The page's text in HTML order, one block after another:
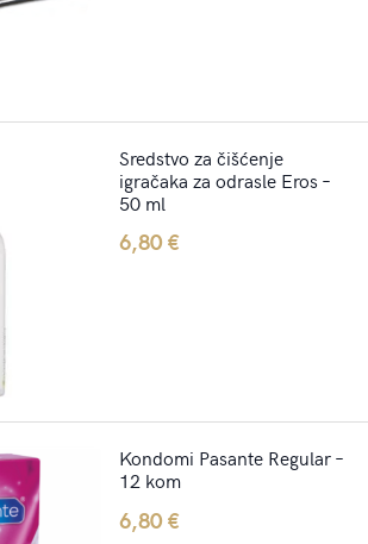
Sredstvo za čišćenje
igračaka za odrasle Eros –
50 ml
6,80€
Kondomi Pasante Regular –
12 kom
6,80€